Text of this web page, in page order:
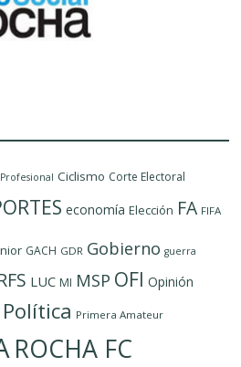
Ciclismo Corte Electoral
economía Elección FA FIFA
GACH GDR Gobierno guerra
LUC MI MSP OFI Opinión
Política Primera Amateur
ROCHA FC